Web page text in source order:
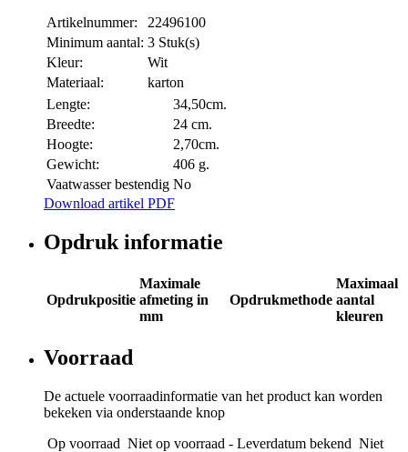
Artikelnummer:
22496100
Minimum aantal: 3 Stuk(s)
Kleur:
Wit
Materiaal:
karton
Lengte:
34,50cm.
Breedte:
24 cm.
Hoogte:
2,70cm.
Gewicht:
406 g.
Vaatwasser bestendig No
Download artikel PDF
Opdruk informatie
Opdrukpositie
Maximale
afmeting in
mm
Opdrukmethode
Maximaal
aantal
kleuren
Voorraad
De actuele voorraadinformatie van het product kan worden
bekeken via onderstaande knop
Op voorraad Niet op voorraad - Leverdatum bekend Niet